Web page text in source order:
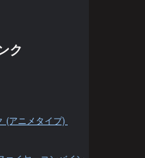
ク
(アニメタイプ)